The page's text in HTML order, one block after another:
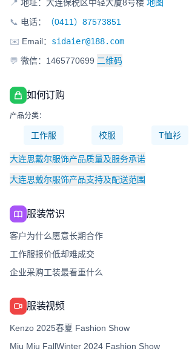
📍 地址：大连保税区中轻大厦8号楼 地图
📞 电话：
（0411）87573851
✉️ Email： sidaier@188.com
💬 微信：1465770699 二维码
如何订购
产品分类：
工作服 校服 T恤衫
大连思戴尔服饰产品质量及服务承诺
大连思戴尔服饰产品支持及配送范围
服装常识
客户为什么愿意长期合作
工作服报价低却难成交
企业采购工装最看重什么
服装视频
Kenzo 2025春夏 Fashion Show
Miu Miu FallWinter 2024 Fashion Show